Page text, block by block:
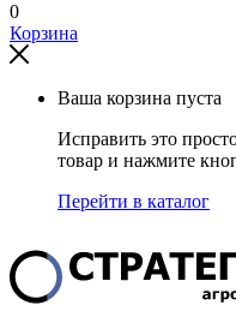
0
Корзина
Ваша корзина пуста
Исправить это
товар и нажмите
Перейти в каталог